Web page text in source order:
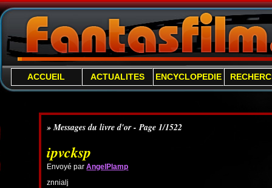
ACCUEIL ACTUALITES ENCYCLOPEDIE
» Messages du livre d'or - Page 1/1522
ipvcksp
Envoyé parAngelPlamp
znnialj